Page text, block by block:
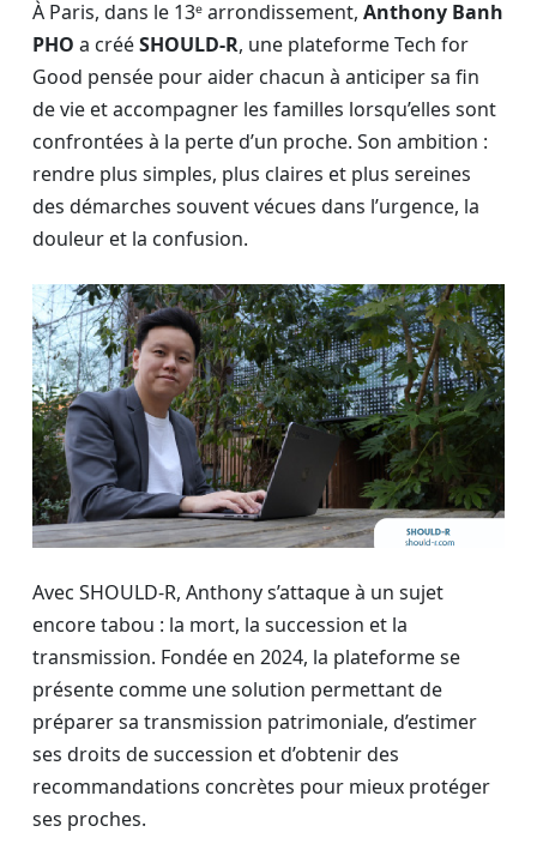
À Paris, dans le 13ᵉ arrondissement, Anthony Banh
PHO a crééSHOULD-R, une plateforme Tech for
Good pensée pour aider chacun à anticiper sa fin
de vie et accompagner les familles lorsqu’elles sont
confrontées à la perte d’un proche. Son ambition :
rendre plus simples, plus claires et plus sereines
des démarches souvent vécues dans l’urgence, la
douleur et la confusion.
Avec SHOULD-R, Anthony s’attaque à un sujet
encore tabou : la mort, la succession et la
transmission. Fondée en 2024, la plateforme se
présente comme une solution permettant de
préparer sa transmission patrimoniale, d’estimer
ses droits de succession et d’obtenir des
recommandations concrètes pour mieux protéger
ses proches.